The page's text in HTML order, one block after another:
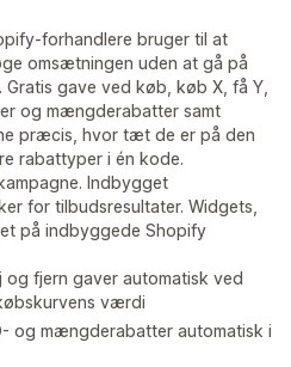
forhandlere bruger til at
omsætningen uden at gå på
Gratis gave ved køb, køb X, få Y,
og mængderabatter samt
præcis, hvor tæt de er på den
rabattyper i én kode.
Indbygget
for tilbudsresultater. Widgets,
på indbyggede Shopify
fjern gaver automatisk ved
værdi
og mængderabatter automatisk i